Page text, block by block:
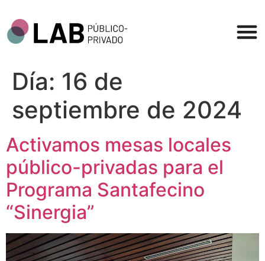
Día: 16 de
septiembre de 2024
Activamos mesas locales
público-privadas para el
Programa Santafecino
“Sinergia”